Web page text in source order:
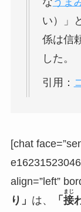
い）」
係は信
した。
引用：
[chat
align=”left”
り」 は、 「 接
まじ